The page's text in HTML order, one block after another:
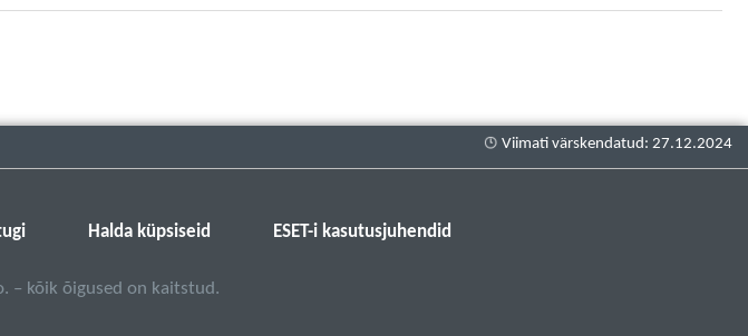
Halda küpsiseid ESET-i kasutusjuhendid
– kõik õigused on kaitstud.